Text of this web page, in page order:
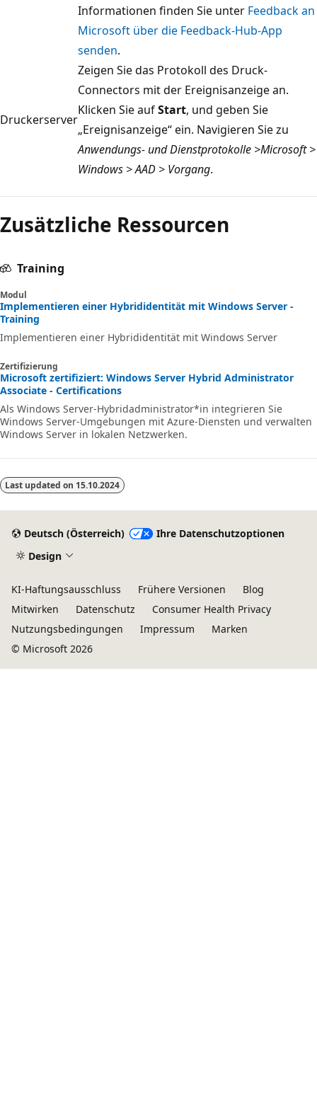
Informationen finden Sie unter Feedback an
Microsoft über die Feedback-Hub-App
senden.
Druckerserver
Zeigen Sie das Protokoll des Druck-
Connectors mit der Ereignisanzeige an.
Klicken Sie aufStart, und geben Sie
„Ereignisanzeige“ ein. Navigieren Sie zu
Anwendungs- und Dienstprotokolle >Microsoft >
Windows > AAD > Vorgang.
Zusätzliche Ressourcen
Training
Modul
Implementieren einer Hybrididentität mit Windows Server -
Training
Implementieren einer Hybrididentität mit Windows Server
Zertifizierung
Microsoft zertifiziert: Windows Server Hybrid Administrator
Associate - Certifications
Als Windows Server-Hybridadministrator*in integrieren Sie
Windows Server-Umgebungen mit Azure-Diensten und verwalten
Windows Server in lokalen Netzwerken.
Last updated on 15.10.2024
Deutsch (Österreich)
Ihre Datenschutzoptionen
Design
KI-Haftungsausschluss Frühere Versionen
Blog
Mitwirken
Datenschutz
Consumer Health Privacy
Nutzungsbedingungen
Impressum
Marken
© Microsoft 2026